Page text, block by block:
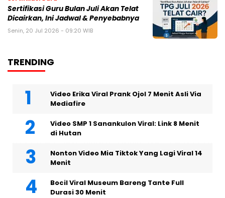
Sertifikasi Guru Bulan Juli Akan Telat
Dicairkan, Ini Jadwal & Penyebabnya
Senin, 20 Jul 2026 - 09:20 WIB
TRENDING
Video Erika Viral Prank Ojol 7 Menit Asli Via
Mediafire
Video SMP 1 Sanankulon Viral: Link 8 Menit
di Hutan
Nonton Video Mia Tiktok Yang Lagi Viral 14
Menit
Bocil Viral Museum Bareng Tante Full
Durasi 30 Menit